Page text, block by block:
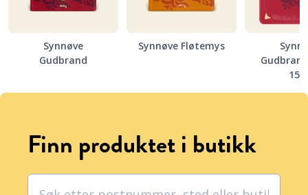
Synnøve
Gudbrand
Synnøve Fløtemys
Finn produktet i butikk